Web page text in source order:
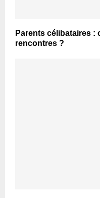
Parents célibataires :
rencontres ?